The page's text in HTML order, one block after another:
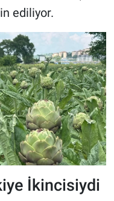
ediliyor.
İkincisiydi